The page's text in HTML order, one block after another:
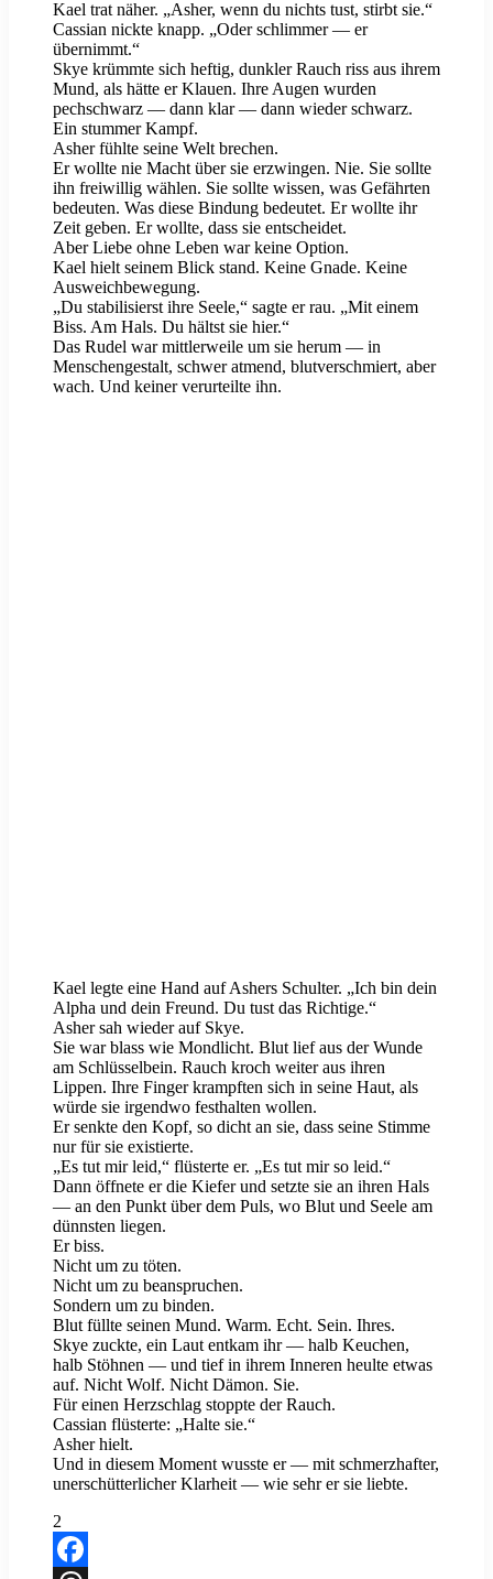
Kael trat näher. „Asher, wenn du nichts tust, stirbt sie.“
Cassian nickte knapp. „Oder schlimmer — er
übernimmt.“
Skye krümmte sich heftig, dunkler Rauch riss aus ihrem
Mund, als hätte er Klauen. Ihre Augen wurden
pechschwarz — dann klar — dann wieder schwarz.
Ein stummer Kampf.
Asher fühlte seine Welt brechen.
Er wollte nie Macht über sie erzwingen. Nie. Sie sollte
ihn freiwillig wählen. Sie sollte wissen, was Gefährten
bedeuten. Was diese Bindung bedeutet. Er wollte ihr
Zeit geben. Er wollte, dass sie entscheidet.
Aber Liebe ohne Leben war keine Option.
Kael hielt seinem Blick stand. Keine Gnade. Keine
Ausweichbewegung.
„Du stabilisierst ihre Seele,“ sagte er rau. „Mit einem
Biss. Am Hals. Du hältst sie hier.“
Das Rudel war mittlerweile um sie herum — in
Menschengestalt, schwer atmend, blutverschmiert, aber
wach. Und keiner verurteilte ihn.
Kael legte eine Hand auf Ashers Schulter. „Ich bin dein
Alpha und dein Freund. Du tust das Richtige.“
Asher sah wieder auf Skye.
Sie war blass wie Mondlicht. Blut lief aus der Wunde
am Schlüsselbein. Rauch kroch weiter aus ihren
Lippen. Ihre Finger krampften sich in seine Haut, als
würde sie irgendwo festhalten wollen.
Er senkte den Kopf, so dicht an sie, dass seine Stimme
nur für sie existierte.
„Es tut mir leid,“ flüsterte er. „Es tut mir so leid.“
Dann öffnete er die Kiefer und setzte sie an ihren Hals
— an den Punkt über dem Puls, wo Blut und Seele am
dünnsten liegen.
Er biss.
Nicht um zu töten.
Nicht um zu beanspruchen.
Sondern um zu binden.
Blut füllte seinen Mund. Warm. Echt. Sein. Ihres.
Skye zuckte, ein Laut entkam ihr — halb Keuchen,
halb Stöhnen — und tief in ihrem Inneren heulte etwas
auf. Nicht Wolf. Nicht Dämon. Sie.
Für einen Herzschlag stoppte der Rauch.
Cassian flüsterte: „Halte sie.“
Asher hielt.
Und in diesem Moment wusste er — mit schmerzhafter,
unerschütterlicher Klarheit — wie sehr er sie liebte.
2